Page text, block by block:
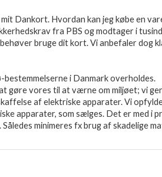
Dankort. Hvordan kan jeg købe en
fra PBS og modtager i
bruge dit kort. Vi anbefaler
bestemmelserne i Danmark overholdes.
gøre vores til at værne om miljøet; vi
af elektriske apparater. Vi
apparater, som sælges. Det er med i
minimeres fx brug af skadelige